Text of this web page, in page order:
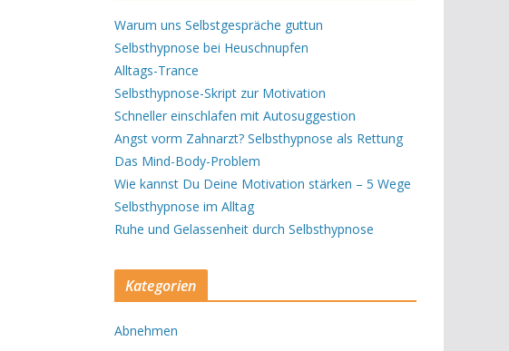
Warum uns Selbstgespräche guttun
Selbsthypnose bei Heuschnupfen
Alltags-Trance
Selbsthypnose-Skript zur Motivation
Schneller einschlafen mit Autosuggestion
Angst vorm Zahnarzt? Selbsthypnose als Rettung
Das Mind-Body-Problem
Wie kannst Du Deine Motivation stärken – 5 Wege
Selbsthypnose im Alltag
Ruhe und Gelassenheit durch Selbsthypnose
Kategorien
Abnehmen